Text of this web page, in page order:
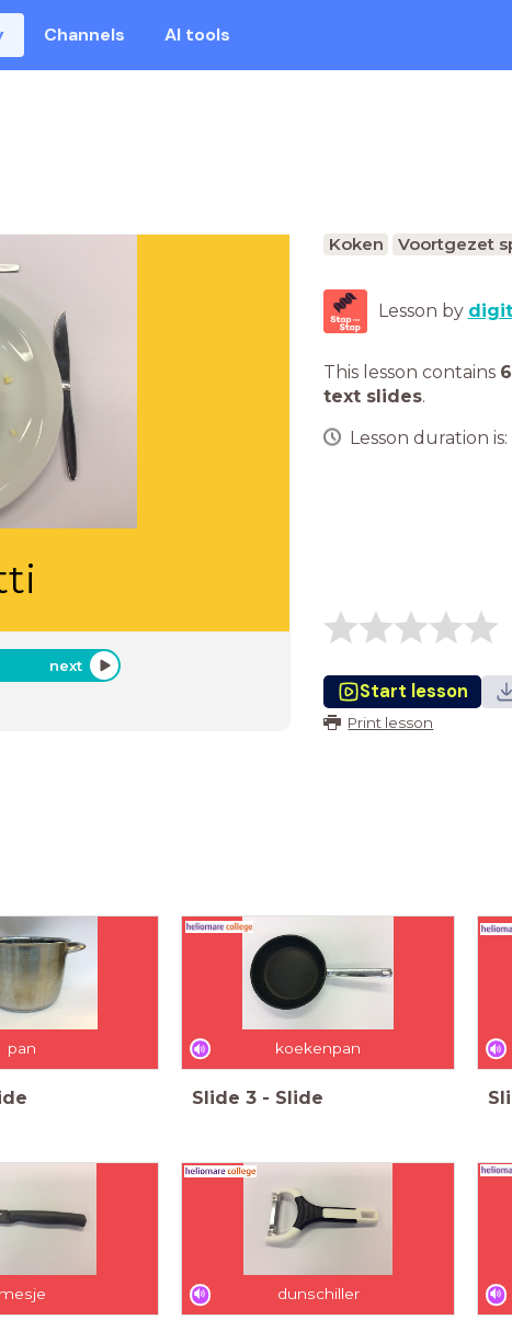
Channels AI tools
next
Koken Voortgezet
Lesson by
This lesson contains
text slides.
Lesson duration is:
Start lesson
Print lesson
pan koekenpan
Slide 3 - Slide
mesje dunschiller